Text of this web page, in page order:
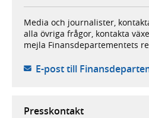
Media och journalister,
alla övriga frågor, kontakta
mejla Finansdepartementets
E-post till
Presskontakt